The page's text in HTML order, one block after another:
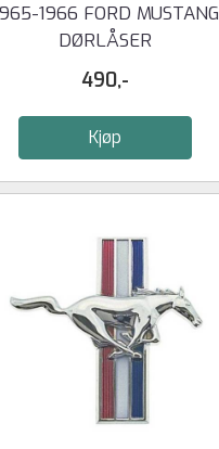
1966 FORD MUSTANG
DØRLÅSER
490,-
Kjøp